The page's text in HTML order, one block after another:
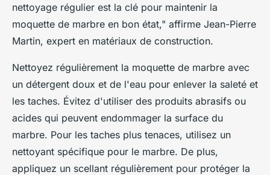
nettoyage régulier est la clé pour maintenir la
moquette de marbre en bon état," affirme Jean-Pierre
Martin, expert en matériaux de construction.
Nettoyez régulièrement la moquette de marbre avec
un détergent doux et de l'eau pour enlever la saleté et
les taches. Évitez d'utiliser des produits abrasifs ou
acides qui peuvent endommager la surface du
marbre. Pour les taches plus tenaces, utilisez un
nettoyant spécifique pour le marbre. De plus,
appliquez un scellant régulièrement pour protéger la